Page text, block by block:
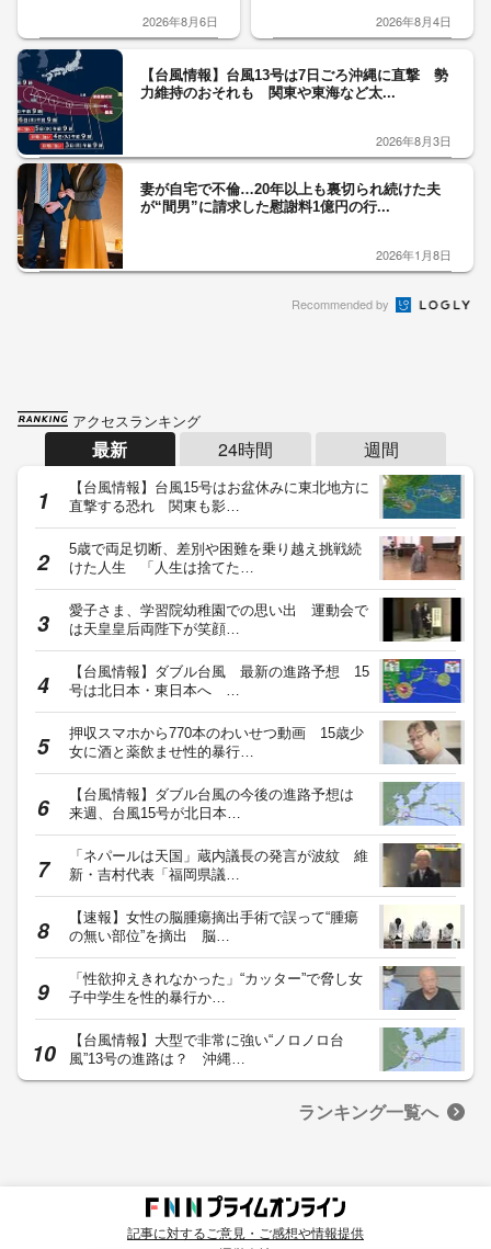
2026年8月6日 2026年8月4日
【台風情報】台風13号は7日ごろ沖縄に直撃 勢
力維持のおそれも 関東や東海など太...
2026年8月3日
妻が自宅で不倫…20年以上も裏切られ続けた夫
が“間男”に請求した慰謝料1億円の行...
2026年1月8日
Recommended by
アクセスランキング
最新 24時間 週間
【台風情報】台風15号はお盆休みに東北地方に
直撃する恐れ 関東も影…
5歳で両足切断、差別や困難を乗り越え挑戦続
けた人生 「人生は捨てた…
愛子さま、学習院幼稚園での思い出 運動会で
は天皇皇后両陛下が笑顔…
【台風情報】ダブル台風 最新の進路予想 15
号は北日本・東日本へ …
押収スマホから770本のわいせつ動画 15歳少
女に酒と薬飲ませ性的暴行…
【台風情報】ダブル台風の今後の進路予想は
来週、台風15号が北日本…
「ネパールは天国」蔵内議長の発言が波紋 維
新・吉村代表「福岡県議…
【速報】女性の脳腫瘍摘出手術で誤って“腫瘍
の無い部位”を摘出 脳…
「性欲抑えきれなかった」“カッター”で脅し女
子中学生を性的暴行か…
【台風情報】大型で非常に強い“ノロノロ台
風”13号の進路は？ 沖縄…
ランキング一覧へ
記事に対するご意見・ご感想や情報提供